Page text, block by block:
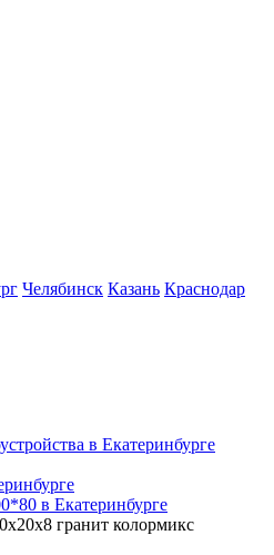
Челябинск Казань Краснодар
в Екатеринбурге
в Екатеринбурге
гранит колормикс